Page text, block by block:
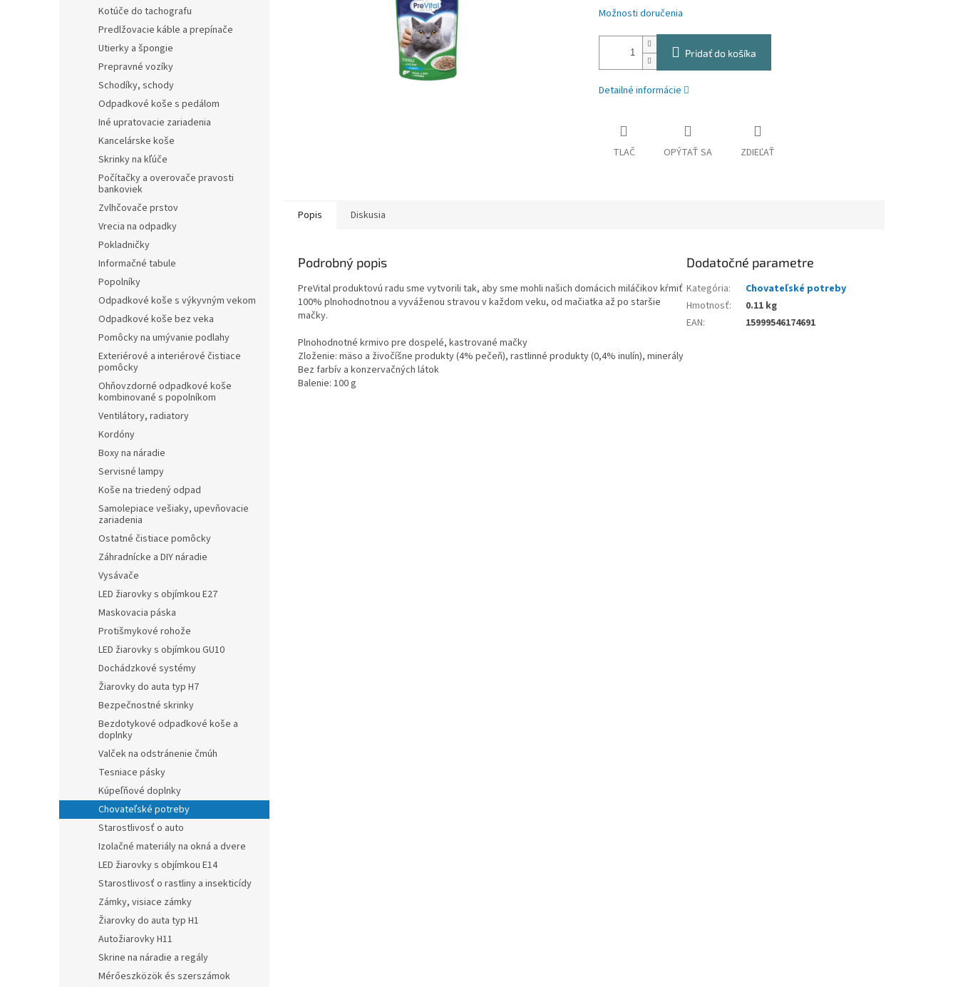
Kotúče do tachografu
Predlžovacie káble a prepínače
Utierky a špongie
Prepravné vozíky
Schodíky, schody
Odpadkové koše s pedálom
Iné upratovacie zariadenia
Kancelárske koše
Skrinky na kľúče
Počítačky a overovače pravosti
bankoviek
Zvlhčovače prstov
Vrecia na odpadky
Pokladničky
Informačné tabule
Popolníky
Odpadkové koše s výkyvným vekom
Odpadkové koše bez veka
Pomôcky na umývanie podlahy
Exteriérové a interiérové čistiace
pomôcky
Ohňovzdorné odpadkové koše
kombinované s popolníkom
Ventilátory, radiatory
Kordóny
Boxy na náradie
Servisné lampy
Koše na triedený odpad
Samolepiace vešiaky, upevňovacie
zariadenia
Ostatné čistiace pomôcky
Záhradnícke a DIY náradie
Vysávače
LED žiarovky s objímkou E27
Maskovacia páska
Protišmykové rohože
LED žiarovky s objímkou GU10
Dochádzkové systémy
Žiarovky do auta typ H7
Bezpečnostné skrinky
Bezdotykové odpadkové koše a
doplnky
Valček na odstránenie čmúh
Tesniace pásky
Kúpeľňové doplnky
Chovateľské potreby
Starostlivosť o auto
Izolačné materiály na okná a dvere
LED žiarovky s objímkou E14
Starostlivosť o rastliny a insekticídy
Zámky, visiace zámky
Žiarovky do auta typ H1
Autožiarovky H11
Skrine na náradie a regály
Mérőeszközök és szerszámok
Možnosti doručenia
Pridať do košíka
Detailné informácie
TLAČ OPÝTAŤ SA ZDIEĽAŤ
Popis Diskusia
Podrobný popis
PreVital produktovú radu sme vytvorili tak, aby sme mohli našich domácich miláčikov kŕmiť
100% plnohodnotnou a vyváženou stravou v každom veku, od mačiatka až po staršie
mačky.
Plnohodnotné krmivo pre dospelé, kastrované mačky
Zloženie: mäso a živočíšne produkty (4% pečeň), rastlinné produkty (0,4% inulín), minerály
Bez farbív a konzervačných látok
Balenie: 100 g
Dodatočné parametre
Kategória:
Chovateľské potreby
Hmotnosť:
0.11 kg
EAN: 15999546174691